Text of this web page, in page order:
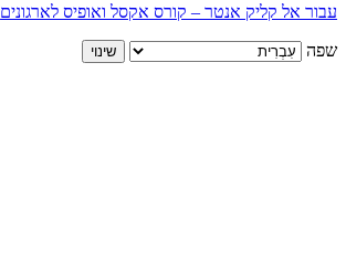
עבור אל קליק אנטר – קורס אקסל ואופיס לארגונים
שפה